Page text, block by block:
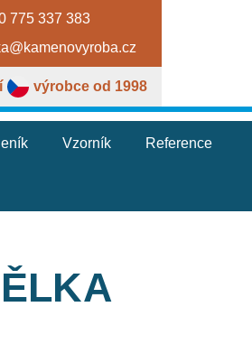
775 337 383
výrobce od 1998
Vzorník Reference